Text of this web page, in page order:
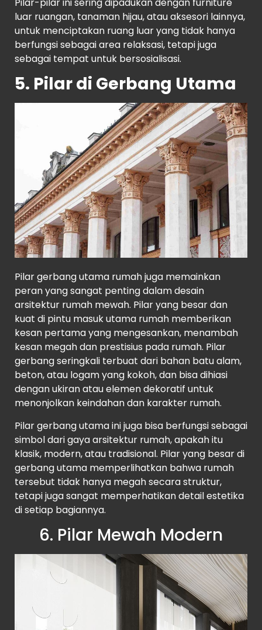
luar ruangan, tanaman hijau, atau aksesori lainnya,
untuk menciptakan ruang luar yang tidak hanya
berfungsi sebagai area relaksasi, tetapi juga
sebagai tempat untuk bersosialisasi.
5. Pilar di Gerbang Utama
Pilar gerbang utama rumah juga memainkan
peran yang sangat penting dalam desain
arsitektur rumah mewah. Pilar yang besar dan
kuat di pintu masuk utama rumah memberikan
kesan pertama yang mengesankan, menambah
kesan megah dan prestisius pada rumah. Pilar
gerbang seringkali terbuat dari bahan batu alam,
beton, atau logam yang kokoh, dan bisa dihiasi
dengan ukiran atau elemen dekoratif untuk
menonjolkan keindahan dan karakter rumah.
Pilar gerbang utama ini juga bisa berfungsi sebagai
simbol dari gaya arsitektur rumah, apakah itu
klasik, modern, atau tradisional. Pilar yang besar di
gerbang utama memperlihatkan bahwa rumah
tersebut tidak hanya megah secara struktur,
tetapi juga sangat memperhatikan detail estetika
di setiap bagiannya.
6. Pilar Mewah Modern